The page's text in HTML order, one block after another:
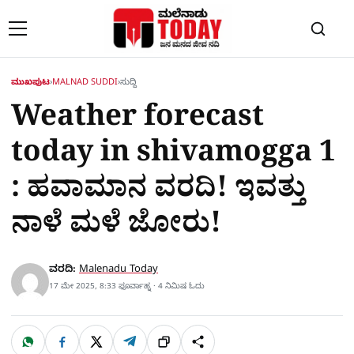
ಮುಖಪುಟ›MALNAD SUDDI›ಸುದ್ದಿ
Weather forecast
today in shivamogga 1
: ಹವಾಮಾನ ವರದಿ! ಇವತ್ತು
ನಾಳೆ ಮಳೆ ಜೋರು!
ವರದಿ: Malenadu Today
17 ಮೇ 2025, 8:33 ಫೂರ್ವಾಹ್ನ · 4 ನಿಮಿಷ ಓದು
ಹಂಚಿಕೊಳ್ಳಿ
W F X T